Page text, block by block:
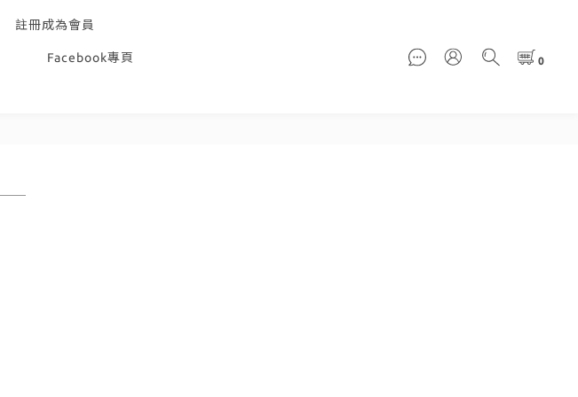
註冊成為會員
Facebook專頁